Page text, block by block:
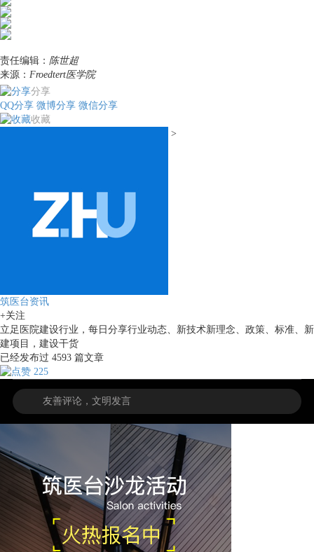
责任编辑： 陈世超
来源： Froedtert医学院
分享
QQ分享 微博分享 微信分享
收藏
>
筑医台资讯
+关注
立足医院建设行业，每日分享行业动态、新技术新理念、政策、标准、新
建项目，建设干货
已经发布过 4593 篇文章
225